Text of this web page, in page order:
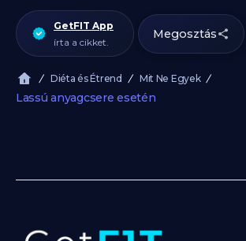
GetFIT App
írta a cikket.
Megosztás
Diéta és Étrend Mit Ne Egyek
Lassú anyagcsere esetén